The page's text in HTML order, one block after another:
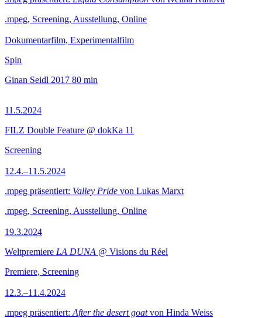
.mpeg, Screening, Ausstellung, Online
Dokumentarfilm, Experimentalfilm
Spin
Ginan Seidl 2017 80 min
11.5.2024
FILZ Double Feature @ dokKa 11
Screening
12.4.–11.5.2024
.mpeg präsentiert: Valley Pride von Lukas Marxt
.mpeg, Screening, Ausstellung, Online
19.3.2024
Weltpremiere LA DUNA @ Visions du Réel
Premiere, Screening
12.3.–11.4.2024
.mpeg präsentiert: After the desert goatvon Hinda Weiss